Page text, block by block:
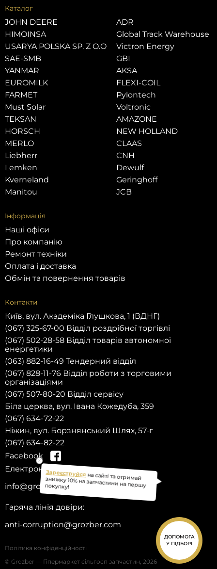
ДОПОМОГА
У ПІДБОРІ
Каталог
JOHN DEERE
HIMOINSA
USARYA POLSKA SP. Z O.O
SAE-SMB
YANMAR
EUROMILK
FARMET
Must Solar
TEKSAN
HORSCH
MERLO
Liebherr
Lemken
Kverneland
Manitou
ADR
Global Track Warehouse
Victron Energy
GBI
AKSA
FLEXI-COIL
Pylontech
Voltronic
AMAZONE
NEW HOLLAND
CLAAS
CNH
Dewulf
Geringhoff
JCB
Інформація
Наші офіси
Про компанію
Ремонт техніки
Оплата і доставка
Обмін та повернення товарів
Контакти
Київ, вул. Академіка Глушкова, 1 (ВДНГ)
(067) 325-67-00 Відділ роздрібної торгівлі
(067) 502-28-58 Відділ товарів автономної
енергетики
(063) 882-16-49 Тендерний відділ
(067) 828-11-76 Відділ роботи з торговими
організаціями
(067) 507-80-20 Відділ сервісу
Біла церква, вул. Івана Кожедуба, 359
(067) 634-72-22
Ніжин, вул. Борзнянський Шлях, 57-г
(067) 634-82-22
Facebook
Електронна пошта:
info@grozber.com
Гаряча лінія довіри:
anti-corruption@grozber.com
© Grozber — Гіпермаркет сільгосп запчастин, 2026
Політика конфіденційності
Зареєструйся на сайті та отримай
знижку 10% на запчастини на першу